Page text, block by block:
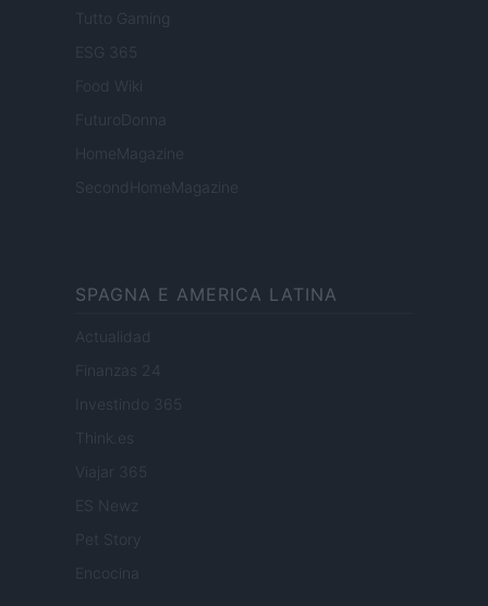
Tutto Gaming
ESG 365
Food Wiki
FuturoDonna
HomeMagazine
SecondHomeMagazine
SPAGNA E AMERICA LATINA
Actualidad
Finanzas 24
Investindo 365
Think.es
Viajar 365
ES Newz
Encocina